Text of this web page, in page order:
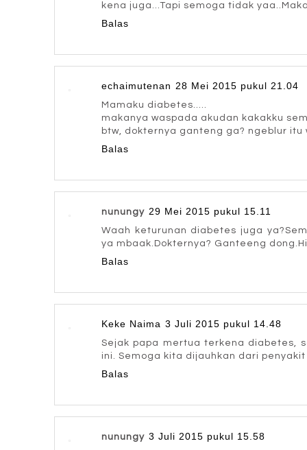
kena juga...Tapi semoga tidak
Balas
echaimutenan 28 Mei 2015 pukul 21.04
Mamaku diabetes.....
makanya waspada akudan kakakku
btw, dokternya ganteng ga? ngeblur itu
Balas
nunungy 29 Mei 2015 pukul 15.11
Waah keturunan diabetes juga
ya mbaak.Dokternya? Ganteeng
Balas
Keke Naima 3 Juli 2015 pukul 14.48
Sejak papa mertua terkena diabetes,
ini. Semoga kita dijauhkan dari penyakit
Balas
nunungy 3 Juli 2015 pukul 15.58